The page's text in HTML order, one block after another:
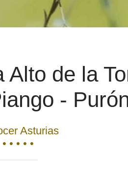
Alto de la
-
Asturias
• • • • •